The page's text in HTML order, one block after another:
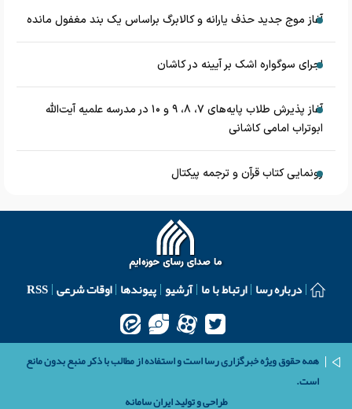
آغاز موج جدید حذف یارانه و کالابرگ براساس یک بند مغفول مانده
اجرای سوگواره اشک بر آیینه در کاشان
آغاز پذیرش طلاب پایه‌های ۷، ۸، ۹ و ۱۰ در مدرسه علمیه آیت‌الله
ابوتراب امامی کاشانی
رونمایی کتاب قرآن و ترجمه پیکتال
درباره رسا ارتباط با ما آرشیو پیوندها اوقات شرعی RSS
همه حقوق ویژه خبرگزاری رسا است و استفاده از مطالب با ذکر منبع بدون مانع
است.
طراحی و تولیدایران سامانه